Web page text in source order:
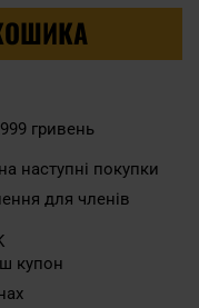
гривень
на наступні покупки
для членів
купон